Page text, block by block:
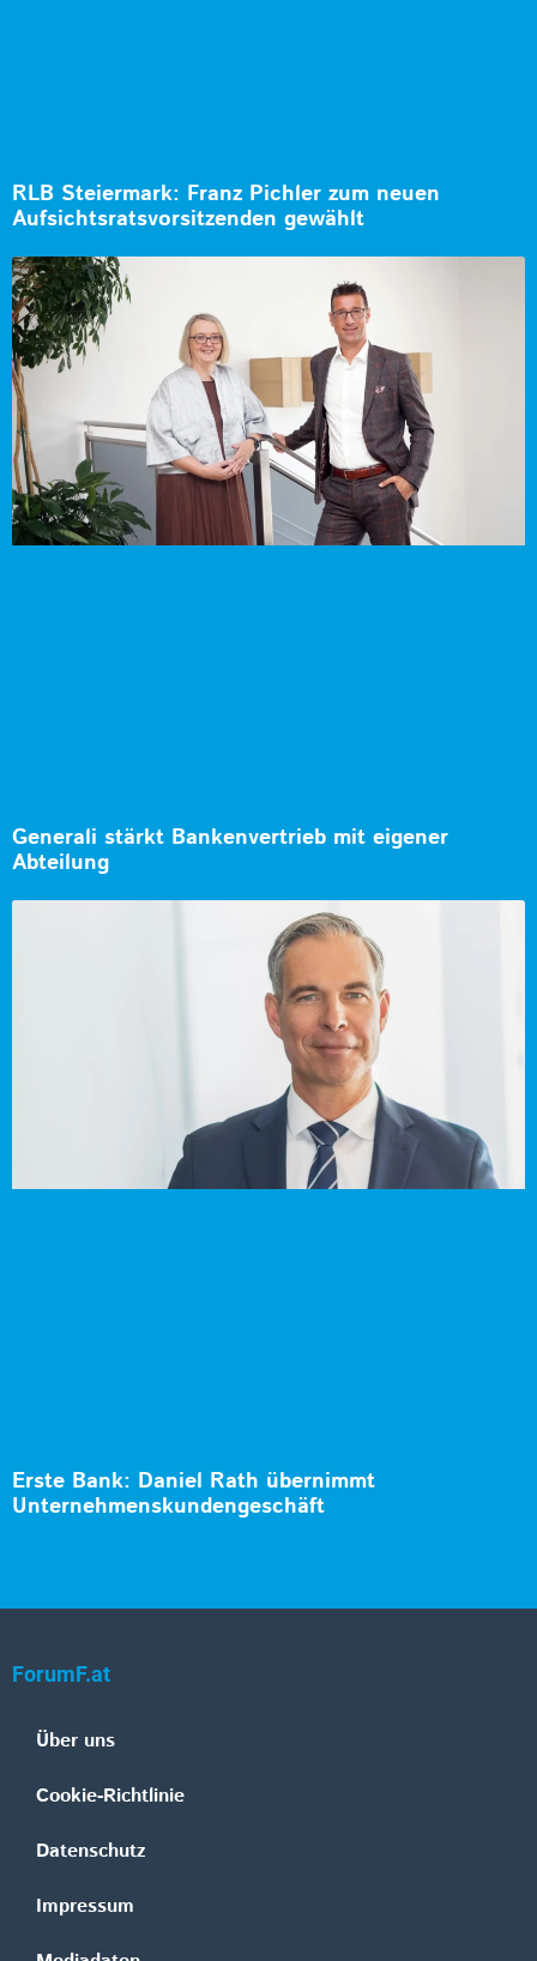
RLB Steiermark: Franz Pichler zum neuen
Aufsichtsratsvorsitzenden gewählt
Generali stärkt Bankenvertrieb mit eigener
Abteilung
Erste Bank: Daniel Rath übernimmt
Unternehmenskundengeschäft
ForumF.at
Über uns
Cookie-Richtlinie
Datenschutz
Impressum